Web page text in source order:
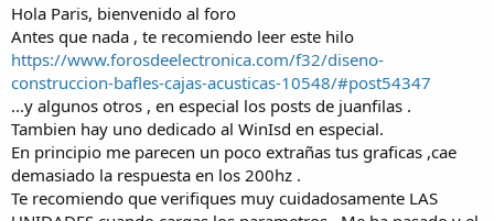
Hola Paris, bienvenido al foro
Antes que nada , te recomiendo leer este hilo
https://www.forosdeelectronica.com/f32/diseno-
construccion-bafles-cajas-acusticas-10548/#post54347
...y algunos otros , en especial los posts de juanfilas .
Tambien hay uno dedicado al WinIsd en especial.
En principio me parecen un poco extrañas tus graficas ,cae
demasiado la respuesta en los 200hz .
Te recomiendo que verifiques muy cuidadosamente LAS